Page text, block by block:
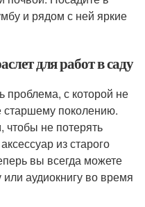
и рядом с ней яркие
для работ в саду
проблема, с которой не
старшему поколению.
чтобы не потерять
из старого
вы всегда можете
аудиокнигу во время